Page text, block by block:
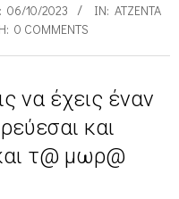
06/10/2023 IN: ΑΤΖΈΝΤΑ
0 COMMENTS
να έχεις έναν
και
τ@ μωρ@